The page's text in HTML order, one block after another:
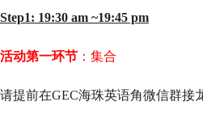
Step1: 19:30 am ~19:45 pm
活动第一环节 ：集合
请提前在GEC海珠英语角微信群接